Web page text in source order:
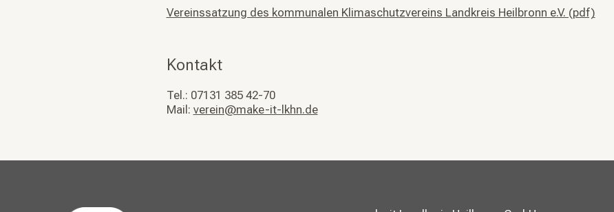
Vereinssatzung des kommunalen Klimaschutzvereins Landkreis Heilbronn e.V. (pdf)
Kontakt
Tel.: 07131 385 42-70
Mail: verein@make-it-lkhn.de